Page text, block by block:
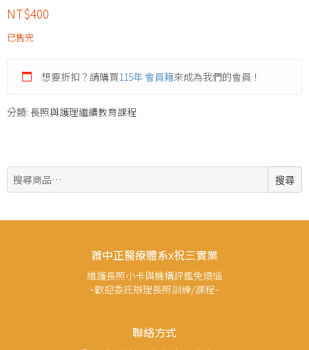
NT$400
已售完
想要折扣？請購買115年 會員籍來成為我們的會員！
分類: 長照與護理繼續教育課程
搜
尋:
搜尋
蕭中正醫療體系x祝三實業
維護長照小卡與機構評鑑免煩惱
~歡迎委託辦理長照訓練/課程~
聯絡方式